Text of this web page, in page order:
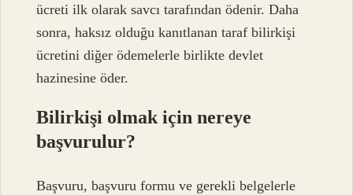
ücreti ilk olarak savcı tarafından ödenir. Daha
sonra, haksız olduğu kanıtlanan taraf bilirkişi
ücretini diğer ödemelerle birlikte devlet
hazinesine öder.
Bilirkişi olmak için nereye
başvurulur?
Başvuru, başvuru formu ve gerekli belgelerle